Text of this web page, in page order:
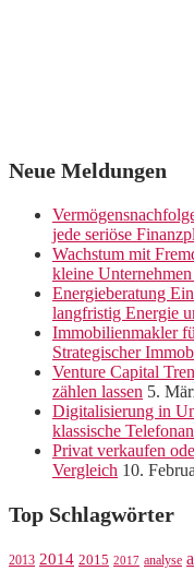
Neue Meldungen
jede seriöse
Wachstum mit
kleine
Energieberatung
langfristig Energie
Immobilienmakler
Strategischer
Venture Capital
zählen lassen 5.
Digitalisierung in
klassische
Privat verkaufen
Vergleich 10.
Top Schlagwörter
2013 2014 2015 2017 analyse